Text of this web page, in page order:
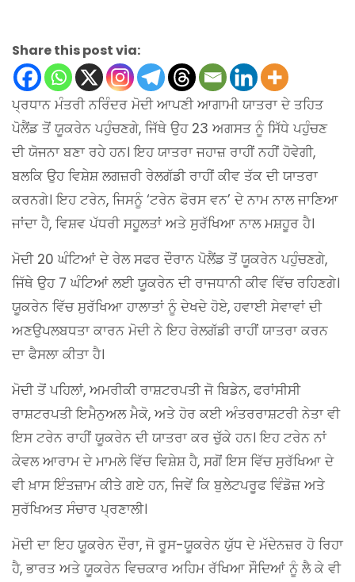
Share this post via:
ਪ੍ਰਧਾਨ ਮੰਤਰੀ ਨਰਿੰਦਰ ਮੋਦੀ ਆਪਣੀ ਆਗਾਮੀ ਯਾਤਰਾ ਦੇ ਤਹਿਤ
ਪੋਲੈਂਡ ਤੋਂ ਯੂਕਰੇਨ ਪਹੁੰਚਣਗੇ, ਜਿੱਥੇ ਉਹ 23 ਅਗਸਤ ਨੂੰ ਸਿੱਧੇ ਪਹੁੰਚਣ
ਦੀ ਯੋਜਨਾ ਬਣਾ ਰਹੇ ਹਨ। ਇਹ ਯਾਤਰਾ ਜਹਾਜ਼ ਰਾਹੀਂ ਨਹੀਂ ਹੋਵੇਗੀ,
ਬਲਕਿ ਉਹ ਵਿਸ਼ੇਸ਼ ਲਗਜ਼ਰੀ ਰੇਲਗੱਡੀ ਰਾਹੀਂ ਕੀਵ ਤੱਕ ਦੀ ਯਾਤਰਾ
ਕਰਨਗੇ। ਇਹ ਟਰੇਨ, ਜਿਸਨੂੰ ‘ਟਰੇਨ ਫੋਰਸ ਵਨ’ ਦੇ ਨਾਮ ਨਾਲ ਜਾਣਿਆ
ਜਾਂਦਾ ਹੈ, ਵਿਸ਼ਵ ਪੱਧਰੀ ਸਹੂਲਤਾਂ ਅਤੇ ਸੁਰੱਖਿਆ ਨਾਲ ਮਸ਼ਹੂਰ ਹੈ।
ਮੋਦੀ 20 ਘੰਟਿਆਂ ਦੇ ਰੇਲ ਸਫਰ ਦੌਰਾਨ ਪੋਲੈਂਡ ਤੋਂ ਯੂਕਰੇਨ ਪਹੁੰਚਣਗੇ,
ਜਿੱਥੇ ਉਹ 7 ਘੰਟਿਆਂ ਲਈ ਯੂਕਰੇਨ ਦੀ ਰਾਜਧਾਨੀ ਕੀਵ ਵਿੱਚ ਰਹਿਣਗੇ।
ਯੂਕਰੇਨ ਵਿੱਚ ਸੁਰੱਖਿਆ ਹਾਲਾਤਾਂ ਨੂੰ ਦੇਖਦੇ ਹੋਏ, ਹਵਾਈ ਸੇਵਾਵਾਂ ਦੀ
ਅਣਉਪਲਬਧਤਾ ਕਾਰਨ ਮੋਦੀ ਨੇ ਇਹ ਰੇਲਗੱਡੀ ਰਾਹੀਂ ਯਾਤਰਾ ਕਰਨ
ਦਾ ਫੈਸਲਾ ਕੀਤਾ ਹੈ।
ਮੋਦੀ ਤੋਂ ਪਹਿਲਾਂ, ਅਮਰੀਕੀ ਰਾਸ਼ਟਰਪਤੀ ਜੋ ਬਿਡੇਨ, ਫਰਾਂਸੀਸੀ
ਰਾਸ਼ਟਰਪਤੀ ਇਮੈਨੁਅਲ ਮੈਕੋ, ਅਤੇ ਹੋਰ ਕਈ ਅੰਤਰਰਾਸ਼ਟਰੀ ਨੇਤਾ ਵੀ
ਇਸ ਟਰੇਨ ਰਾਹੀਂ ਯੂਕਰੇਨ ਦੀ ਯਾਤਰਾ ਕਰ ਚੁੱਕੇ ਹਨ। ਇਹ ਟਰੇਨ ਨਾਂ
ਕੇਵਲ ਆਰਾਮ ਦੇ ਮਾਮਲੇ ਵਿੱਚ ਵਿਸ਼ੇਸ਼ ਹੈ, ਸਗੋਂ ਇਸ ਵਿੱਚ ਸੁਰੱਖਿਆ ਦੇ
ਵੀ ਖ਼ਾਸ ਇੰਤਜ਼ਾਮ ਕੀਤੇ ਗਏ ਹਨ, ਜਿਵੇਂ ਕਿ ਬੁਲੇਟਪਰੂਫ ਵਿੰਡੋਜ਼ ਅਤੇ
ਸੁਰੱਖਿਅਤ ਸੰਚਾਰ ਪ੍ਰਣਾਲੀ।
ਮੋਦੀ ਦਾ ਇਹ ਯੂਕਰੇਨ ਦੌਰਾ, ਜੋ ਰੂਸ-ਯੂਕਰੇਨ ਯੁੱਧ ਦੇ ਮੱਦੇਨਜ਼ਰ ਹੋ ਰਿਹਾ
ਹੈ, ਭਾਰਤ ਅਤੇ ਯੂਕਰੇਨ ਵਿਚਕਾਰ ਅਹਿਮ ਰੱਖਿਆ ਸੌਦਿਆਂ ਨੂੰ ਲੈ ਕੇ ਵੀ